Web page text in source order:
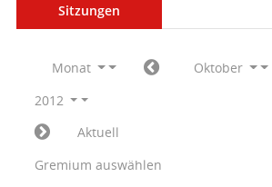
Sitzungen
Monat
Oktober
2012
Aktuell
Gremium auswählen